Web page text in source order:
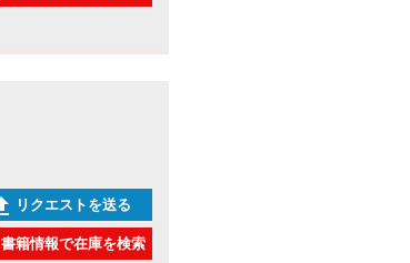
リクエストを送る
書籍情報で在庫を検索